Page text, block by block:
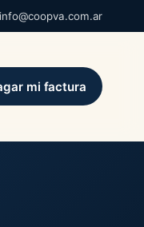
info@coopva.com.ar
mi factura